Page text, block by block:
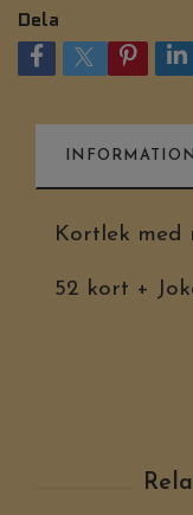
Dela
INFORMATION
Kortlek med
52 kort +